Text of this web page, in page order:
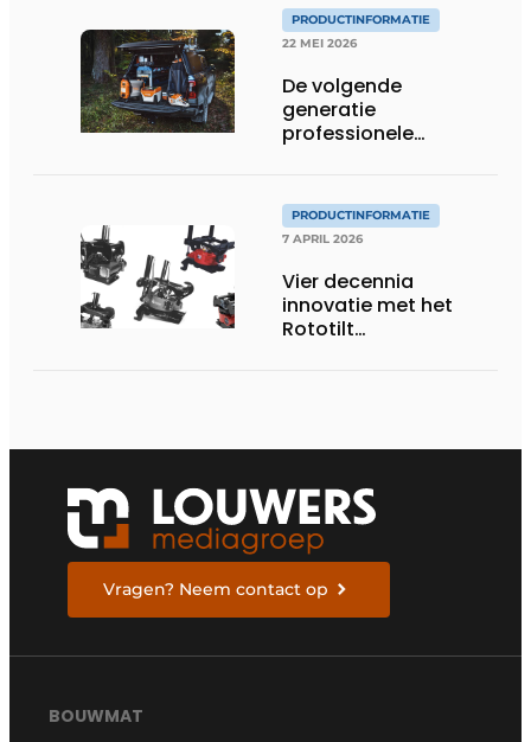
PRODUCTINFORMATIE
22 MEI 2026
De volgende
generatie
professionele
PRODUCTINFORMATIE
7 APRIL 2026
Vier decennia
innovatie met het
Rototilt
Vragen? Neem contact op
BOUWMAT